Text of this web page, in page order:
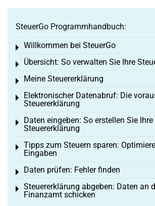
SteuerGo Programmhandbuch:
Willkommen bei SteuerGo
Toggle menu
Übersicht: So verwalten Sie Ihre
Toggle menu
Meine Steuererklärung
Toggle menu
Elektronischer Datenabruf: Die
Steuererklärung
Toggle menu
Daten eingeben: So erstellen Sie Ihre
Steuererklärung
Toggle menu
Tipps zum Steuern sparen:
Eingaben
Toggle menu
Daten prüfen: Fehler finden
Toggle menu
Steuererklärung abgeben: Daten an
Finanzamt schicken
Toggle menu